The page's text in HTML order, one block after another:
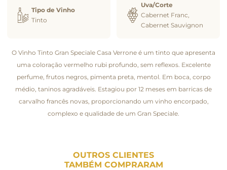
Tipo de Vinho
Tinto
Uva/Corte
Cabernet Franc,
Cabernet Sauvignon
O Vinho Tinto Gran Speciale Casa Verrone é um tinto que apresenta
uma coloração vermelho rubi profundo, sem reflexos. Excelente
perfume, frutos negros, pimenta preta, mentol. Em boca, corpo
médio, taninos agradáveis. Estagiou por 12 meses em barricas de
carvalho francês novas, proporcionando um vinho encorpado,
complexo e qualidade de um Gran Speciale.
OUTROS CLIENTES
TAMBÉM COMPRARAM